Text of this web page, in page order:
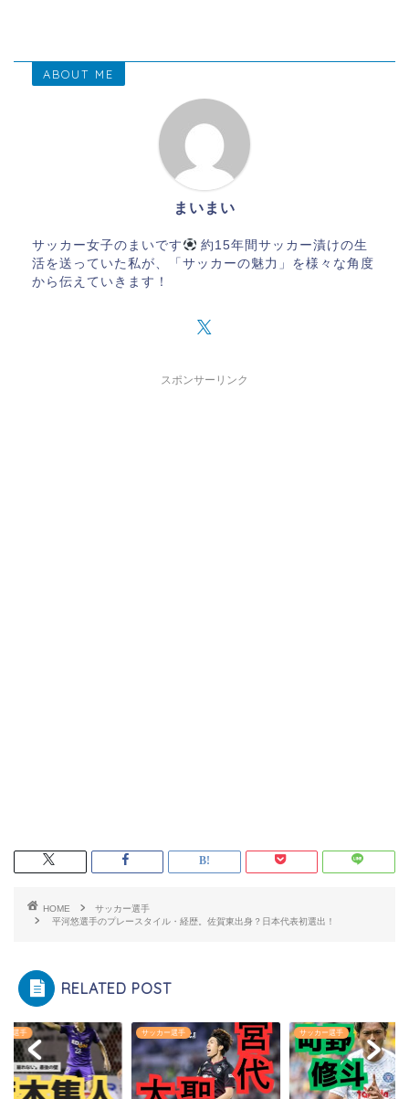
ABOUT ME
まいまい
サッカー女子のまいです
約15年間サッカー漬けの生
活を送っていた私が、「サッカーの魅力」を様々な角度
から伝えていきます！
スポンサーリンク
HOME
サッカー選手
平河悠選手のプレースタイル・経歴。佐賀東出身？日本代表初選出！
RELATED POST
ー選手 サッカー選手 サッカー選手